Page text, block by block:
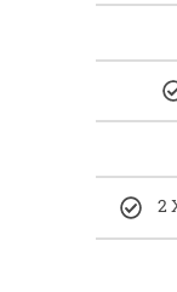
2